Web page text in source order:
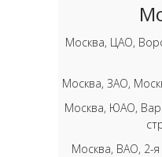
Москва, ЦАО,
Москва, ЗАО,
Москва, ЮАО,
Москва, ВАО, 2-я